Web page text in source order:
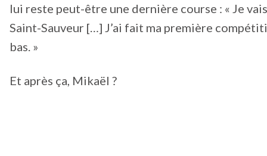
lui reste peut-être une dernière course : « Je
Saint-Sauveur […] J’ai fait ma première
bas. »
Et après ça, Mikaël ?